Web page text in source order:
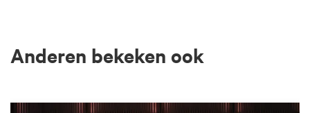
Anderen bekeken ook